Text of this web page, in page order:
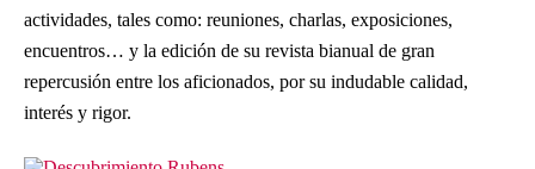
actividades, tales como: reuniones, charlas, exposiciones,
encuentros… y la edición de su revista bianual de gran
repercusión entre los aficionados, por su indudable calidad,
interés y rigor.